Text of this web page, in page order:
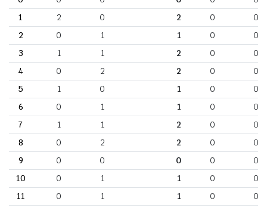
1
2 0 2 0
0
2
0 1 1 0
0
3
1 1 2 0
0
4
0 2 2 0
0
5
1 0 1 0
0
6
0 1 1 0
0
7
1 1 2 0
0
8
0 2 2 0
0
9
0 0 0 0
0
10
0 1 1 0
0
11
0 1 1 0
0